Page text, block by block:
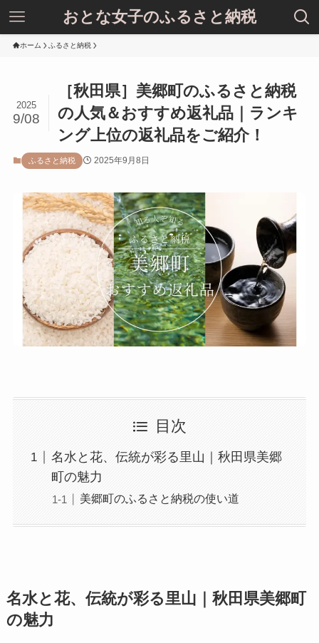
おとな女子のふるさと納税
ホーム ふるさと納税
［秋田県］美郷町のふるさと納税
の人気＆おすすめ返礼品｜ランキ
ング上位の返礼品をご紹介！
2025
9/08
ふるさと納税 2025年9月8日
目次
名水と花、伝統が彩る里山｜秋田県美郷
町の魅力
美郷町のふるさと納税の使い道
名水と花、伝統が彩る里山｜秋田県美郷町
の魅力